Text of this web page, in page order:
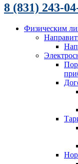
8 (831) 243-
Физическим